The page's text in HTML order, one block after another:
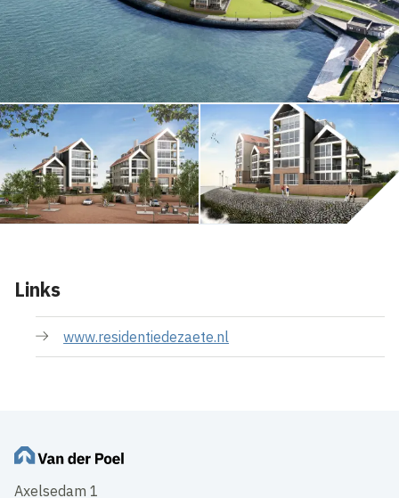
Links
www.residentiedezaete.nl
Axelsedam 1